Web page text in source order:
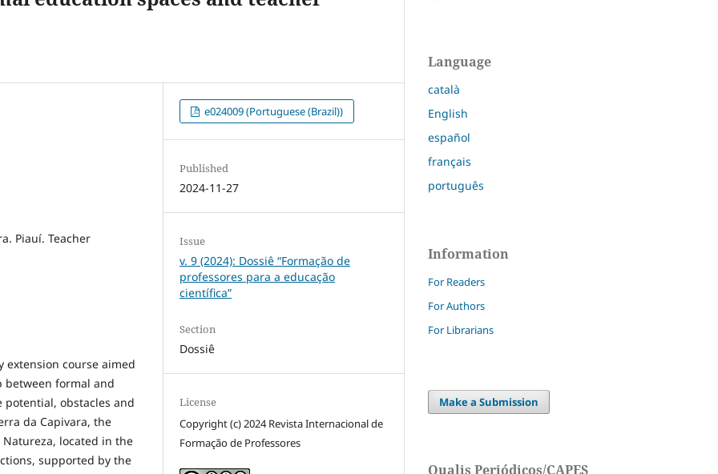
Piauí. Teacher
course aimed
formal and
potential, obstacles and
da Capivara, the
located in the
supported by the
e024009 (Portuguese (Brazil))
Published
2024-11-27
Issue
v. 9 (2024): Dossiê “Formação de
professores para a educação
científica”
Section
Dossiê
License
Copyright (c) 2024 Revista Internacional de
Formação de Professores
Language
català
English
español
français
português
Information
For Readers
For Authors
For Librarians
Make a Submission
Qualis Periódicos/CAPES